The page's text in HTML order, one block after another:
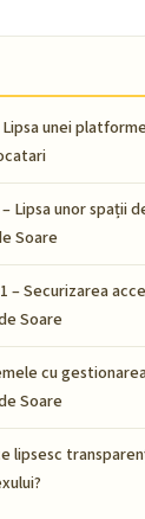
Lipsa unei
– Lipsa unor spații
Soare
– Securizarea
Soare
cu
Soare
lipsesc